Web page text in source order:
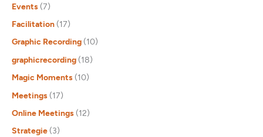
Events (7)
Facilitation (17)
Graphic Recording (10)
graphicrecording (18)
Magic Moments (10)
Meetings (17)
Online Meetings (12)
Strategie (3)